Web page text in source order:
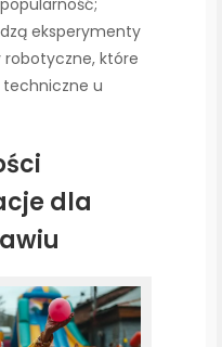
eksperymenty
które
techniczne u
dla